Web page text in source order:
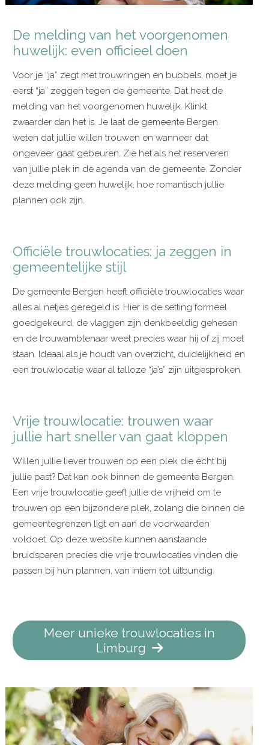
De melding van het voorgenomen
huwelijk: even officieel doen
Voor je “ja” zegt met trouwringen en bubbels, moet je
eerst “ja” zeggen tegen de gemeente. Dat heet de
melding van het voorgenomen huwelijk. Klinkt
zwaarder dan het is. Je laat de gemeente Bergen
weten dat jullie willen trouwen en wanneer dat
ongeveer gaat gebeuren. Zie het als het reserveren
van jullie plek in de agenda van de gemeente. Zonder
deze melding geen huwelijk, hoe romantisch jullie
plannen ook zijn.
Officiële trouwlocaties: ja zeggen in
gemeentelijke stijl
De gemeente Bergen heeft officiële trouwlocaties waar
alles al netjes geregeld is. Hier is de setting formeel
goedgekeurd, de vlaggen zijn denkbeeldig gehesen
en de trouwambtenaar weet precies waar hij of zij moet
staan. Ideaal als je houdt van overzicht, duidelijkheid en
een trouwlocatie waar al talloze “ja’s” zijn uitgesproken.
Vrije trouwlocatie: trouwen waar
jullie hart sneller van gaat kloppen
Willen jullie liever trouwen op een plek die écht bij
jullie past? Dat kan ook binnen de gemeente Bergen.
Een vrije trouwlocatie geeft jullie de vrijheid om te
trouwen op een bijzondere plek, zolang die binnen de
gemeentegrenzen ligt en aan de voorwaarden
voldoet. Op deze website kunnen aanstaande
bruidsparen precies die vrije trouwlocaties vinden die
passen bij hun plannen, van intiem tot uitbundig.
Meer unieke trouwlocaties in
Limburg